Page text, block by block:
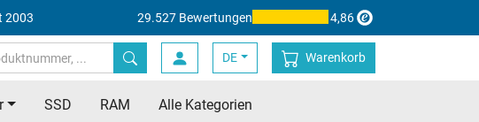
2003 29.527 Bewertungen 4,86
DE Warenkorb
SSD RAM Alle Kategorien